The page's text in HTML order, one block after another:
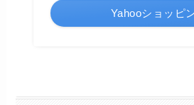
Yahooショッピ